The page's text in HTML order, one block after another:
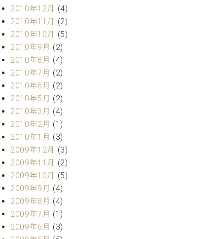
調
律
師
介
調
律
料
金
お
問
い
合
わ
せ
尾山調律師のブ
ログ Die
Musikgasse（音
楽の小道）
2010年12月 (4)
2010年11月 (2)
2010年10月 (5)
2010年9月 (2)
2010年8月 (4)
2010年7月 (2)
2010年6月 (2)
2010年5月 (2)
2010年3月 (4)
2010年2月 (1)
2010年1月 (3)
2009年12月 (3)
2009年11月 (2)
2009年10月 (5)
2009年9月 (4)
2009年8月 (4)
2009年7月 (1)
2009年6月 (3)